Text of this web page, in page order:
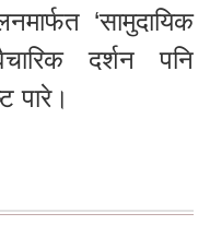
‘सामुदायिक
दर्शन पनि
पारे।